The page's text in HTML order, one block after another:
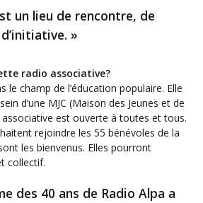
un lieu de rencontre, de
»
radio associative?
le champ de l’éducation populaire. Elle
d’une MJC (Maison des Jeunes et de
est ouverte à toutes et tous.
rejoindre les 55 bénévoles de la
les bienvenus. Elles pourront
collectif.
des 40 ans de Radio Alpa a